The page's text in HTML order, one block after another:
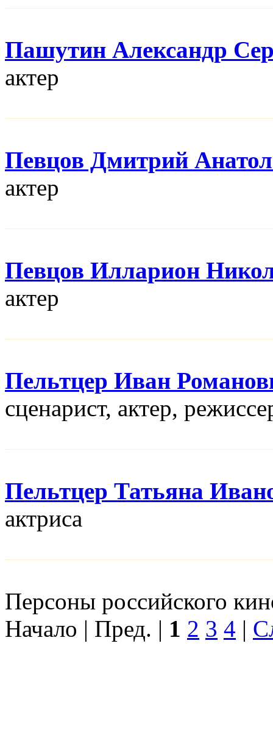
Пашутин Александр
актер
Певцов Дмитрий
актер
Певцов Илларион
актер
Пельтцер Иван
сценарист, актер,
Пельтцер Татьяна
актриса
Персоны российского
Начало | Пред. | 1 2 3 4 |